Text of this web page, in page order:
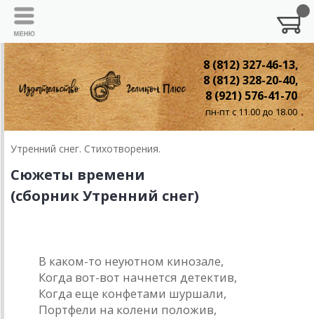
8 (812) 327-46-13,
8 (812) 328-20-40,
8 (921) 576-41-70
пн-пт с 11.00 до 18.00
Утренний снег. Стихотворения.
Сюжеты времени
(сборник Утренний снег)
В каком-то неуютном кинозале,
Когда вот-вот начнется детектив,
Когда еще конфетами шуршали,
Портфели на колени положив,